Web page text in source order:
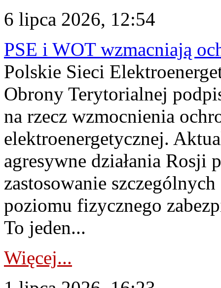
6 lipca 2026, 12:54
PSE i WOT wzmacniają
Polskie Sieci
Obrony Terytorialnej
na rzecz wzmocnienia
elektroenergetycznej.
agresywne działania Rosji
zastosowanie
poziomu fizycznego
To jeden...
Więcej...